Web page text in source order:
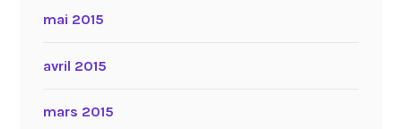
mai 2015
avril 2015
mars 2015